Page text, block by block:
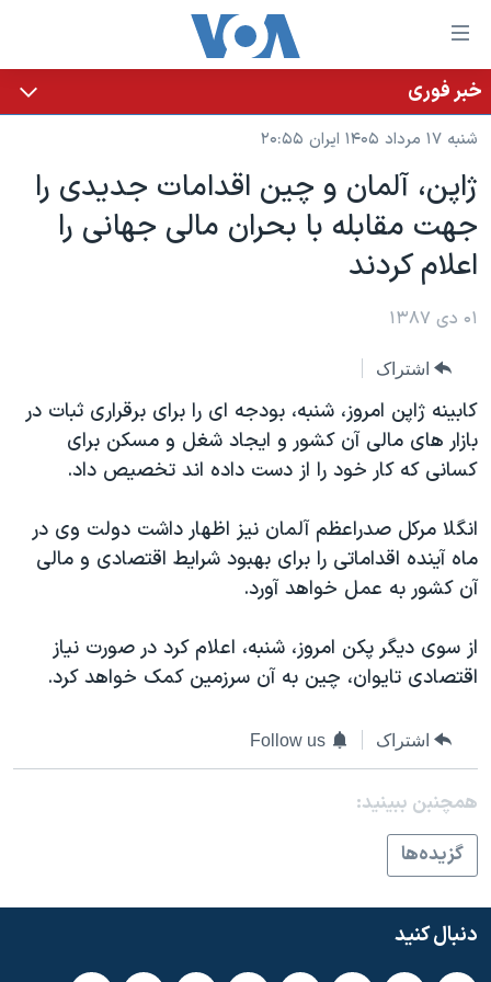
لینکهای
قابل
دسترسی
جهش
محتوای
اصلی
جهش
به
صفحه
جهش
به
جستجو
خانه
نسخه سبک وب‌سایت
موضوع ها
ایران
آمریکا
جهان
ویژه برنامه‌ها
ویدیوها
حقوق شهروندی
اقتصادی
اسرائیل در جنگ
آرشیو پخش زنده
برنامه های تلویزیونی
جدول برنامه ها
صفحه‌های ویژه
۲۵۰سالگی آمریکا
بایگانی برنامه‌های تلویزیونی
انتخابات ریاست جمهوری آمریکا ۲۰۲۴
حمله جمهوری اسلامی به اسرائیل
ورزش زنان در ایران
مجموعه مستندهای دادخواهی
چهل سال گروگان‌گیری
قانون شفافیت دارائی کادر رهبری ایران
اعتراضات مردمی آبان ۹۸
فرکانس‌های صدای آمریکا
یادگیری زبان انگلیسی
زبانهای مختلف
خبر فوری
شنبه ۱۷ مرداد ۱۴۰۵ ایران ۲۰:۵۵
ژاپن، آلمان و چین اقدامات جدیدی را
جهت مقابله با بحران مالی جهانی را
اعلام کردند
۰۱ دی ۱۳۸۷
اشتراک
کابینه ژاپن امروز، شنبه، بودجه ای را برای برقراری ثبات در
بازار های مالی آن کشور و ایجاد شغل و مسکن برای
کسانی که کار خود را از دست داده اند تخصیص داد.
انگلا مرکل صدراعظم آلمان نیز اظهار داشت دولت وی در
ماه آینده اقداماتی را برای بهبود شرایط اقتصادی و مالی
آن کشور به عمل خواهد آورد.
از سوی دیگر پکن امروز، شنبه، اعلام کرد در صورت نیاز
اقتصادی تایوان، چین به آن سرزمین کمک خواهد کرد.
اشتراک Follow us
همچنبن ببینید:
گزيده‌ها
دنبال کنید